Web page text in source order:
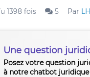
1398 fois 5 Par
Une question
Posez votre question
à notre chatbot